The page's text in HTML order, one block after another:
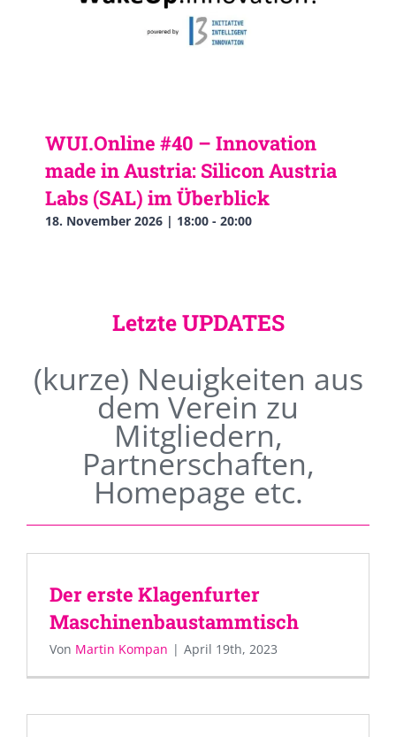
WUI.Online #40 – Innovation
made in Austria: Silicon Austria
Labs (SAL) im Überblick
18. November 2026 | 18:00 - 20:00
Letzte UPDATES
(kurze) Neuigkeiten aus
dem Verein zu
Mitgliedern,
Partnerschaften,
Homepage etc.
Der erste Klagenfurter
Maschinenbaustammtisch
Von Martin Kompan | April 19th, 2023